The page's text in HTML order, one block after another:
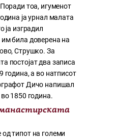
тоа, игуменот
ја урнал малата
ја изградил
била доверена на
Струшко. За
постојат два записа
година, а во натписот
Дичо напишал
1850 година.
типот на големи